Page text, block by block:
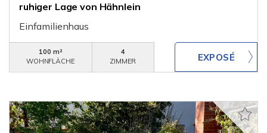
ruhiger Lage von Hähnlein
Einfamilienhaus
100 m²
WOHNFLÄCHE
4
ZIMMER